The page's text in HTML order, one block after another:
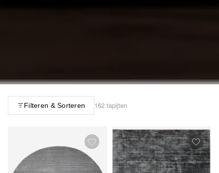
Filteren & Sorteren 162 tapijten